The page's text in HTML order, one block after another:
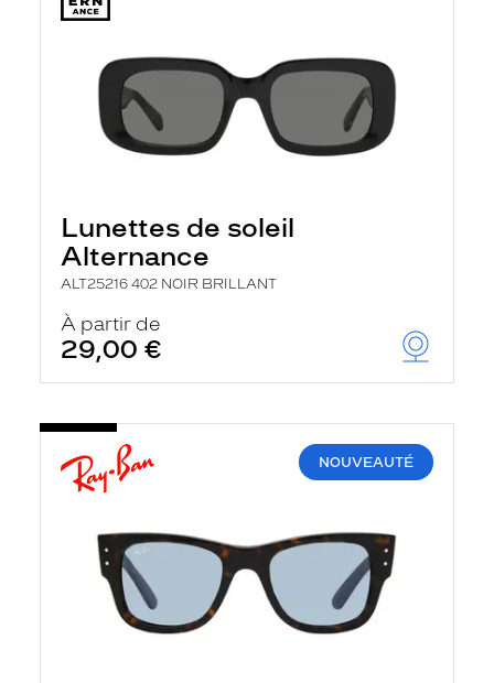
Lunettes de soleil
Alternance
ALT25216 402 NOIR BRILLANT
À partir de
29,00 €
NOUVEAUTÉ